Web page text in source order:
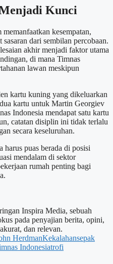
Kunci
kesempatan,
dari sembilan percobaan.
akhir menjadi faktor utama
di mana Timnas
lawan meskipun
kartu kuning yang dikeluarkan
kartu untuk Martin Georgiev
Indonesia mendapat satu kartu
catatan disiplin ini tidak terlalu
secara keseluruhan.
puas berada di posisi
mendalam di sektor
rumah penting bagi
Inspira Media, sebuah
pada penyajian berita, opini,
dan relevan.
HerdmanKekalahansepak
Indonesiatrofi